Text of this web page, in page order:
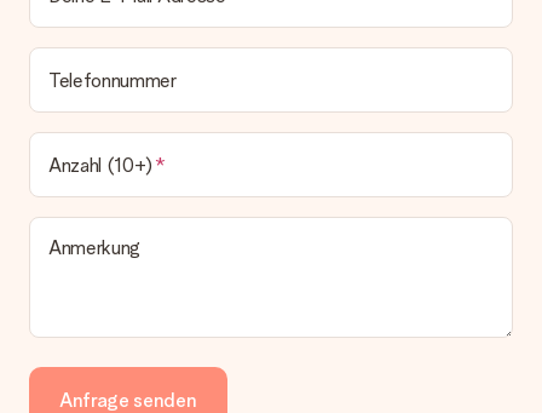
Telefonnummer
Anzahl (10+)
Anmerkung
Anfrage senden